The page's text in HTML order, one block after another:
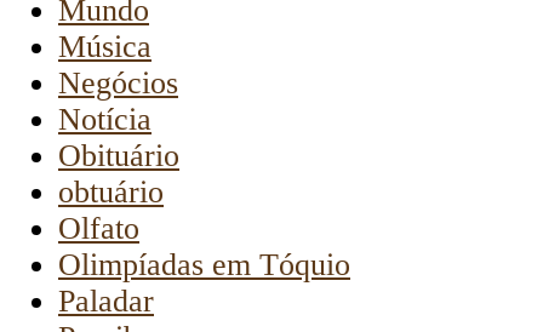
Mundo
Música
Negócios
Notícia
Obituário
obtuário
Olfato
Olimpíadas em Tóquio
Paladar